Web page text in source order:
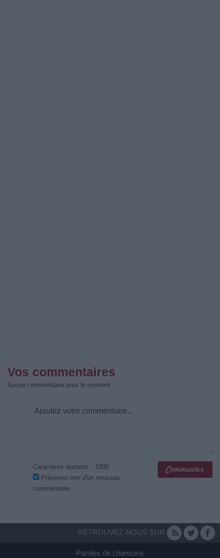
Vos commentaires
Aucun commentaire pour le moment
Caractères restants : 1000
Prévenez-moi d'un nouveau
commentaire
RETROUVEZ-NOUS SUR
Paroles de chansons